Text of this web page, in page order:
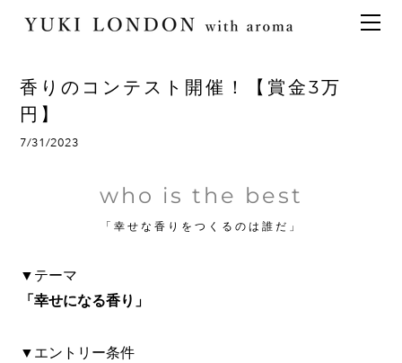
香りのコンテスト開催！【賞金3万
円】
7/31/2023
who is the best
「幸せな香りをつくるのは誰だ」
▼テーマ
「幸せになる香り」
▼エントリー条件
最新情報
メディア情報
アロマイベント／講習会
アロマ空間デザイン
香りの定期便
オリジナル商品
特別なギフトセレクション
アロマコラム